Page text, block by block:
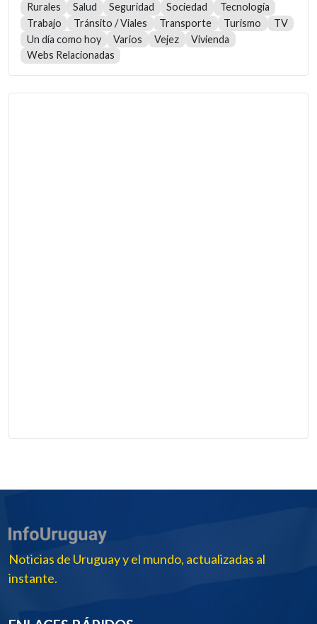
Rurales
Salud Seguridad Sociedad
Tecnología
Trabajo
Tránsito / Viales Transporte Turismo
TV
Un día como hoy
Varios Vejez
Vivienda
Webs Relacionadas
Noticias de Uruguay y el mundo, actualizadas al
instante.